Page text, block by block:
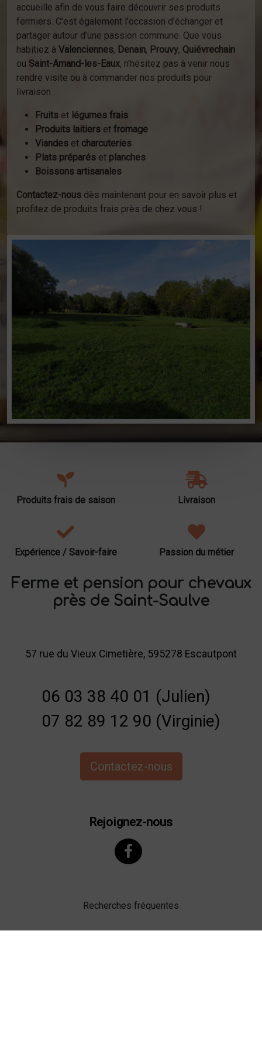
accueille afin de vous faire découvrir ses produits
fermiers. C’est également l'occasion d’échanger et
partager autour d’une passion commune. Que vous
habitiez à Valenciennes, Denain, Prouvy, Quiévrechain
ou Saint-Amand-les-Eaux, n’hésitez pas à venir nous
rendre visite ou à commander nos produits pour
livraison :
Fruits et légumes frais
Produits laitiers et fromage
Viandes et charcuteries
Plats préparés et planches
Boissons artisanales
Contactez-nous dès maintenant pour en savoir plus et
profitez de produits frais près de chez vous !
Produits frais de saison Livraison
Expérience / Savoir-faire Passion du métier
Ferme et pension pour chevaux
près de Saint-Saulve
57 rue du Vieux Cimetière, 595278 Escautpont
06 03 38 40 01 (Julien)
07 82 89 12 90 (Virginie)
Contactez-nous
Rejoignez-nous
Recherches fréquentes